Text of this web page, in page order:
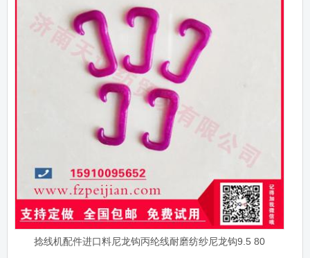
捻线机配件进口料尼龙钩丙纶线耐磨纺纱尼龙钩9.5 80